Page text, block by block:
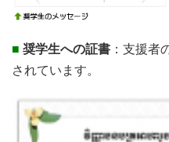
■ 奨学生への証書 ：支援者
されています。